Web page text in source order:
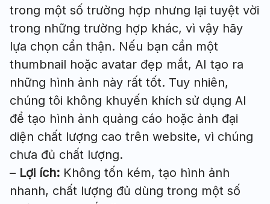
trong một số trường hợp nhưng lại tuyệt vời
trong những trường hợp khác, vì vậy hãy
lựa chọn cẩn thận. Nếu bạn cần một
thumbnail hoặc avatar đẹp mắt, AI tạo ra
những hình ảnh này rất tốt. Tuy nhiên,
chúng tôi không khuyến khích sử dụng AI
để tạo hình ảnh quảng cáo hoặc ảnh đại
diện chất lượng cao trên website, vì chúng
chưa đủ chất lượng.
– Lợi ích: Không tốn kém, tạo hình ảnh
nhanh, chất lượng đủ dùng trong một số